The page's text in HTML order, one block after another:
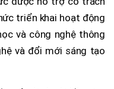
triển khai hoạt động
và công nghệ thông
và đổi mới sáng tạo